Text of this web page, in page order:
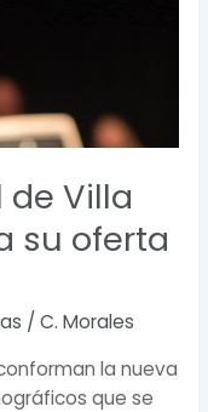
de Villa
su oferta
/ C. Morales
la nueva
que se